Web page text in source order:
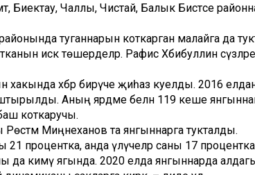
Биектау, Чаллы, Чистай, Балык Бистәсе
туганнарын коткарган малайга да
искә төшерделәр. Рафис Хәбибуллин
хакында хәбәр бирүче җиһаз куелды. 2016
Аның ярдәме белән 119 кеше
коткаручы.
Миңнеханов та янгыннарга тукталды.
процентка, анда үлүчеләр саны 17 процентка
да кимү ягында. 2020 елда янгыннарда